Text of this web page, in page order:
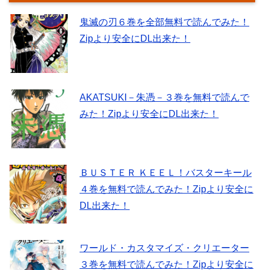
鬼滅の刃６巻を全部無料で読んでみた！
Zipより安全にDL出来た！
AKATSUKI－朱憑－３巻を無料で読んで
みた！Zipより安全にDL出来た！
ＢＵＳＴＥＲ ＫＥＥＬ！バスターキール
４巻を無料で読んでみた！Zipより安全に
DL出来た！
ワールド・カスタマイズ・クリエーター
３巻を無料で読んでみた！Zipより安全に